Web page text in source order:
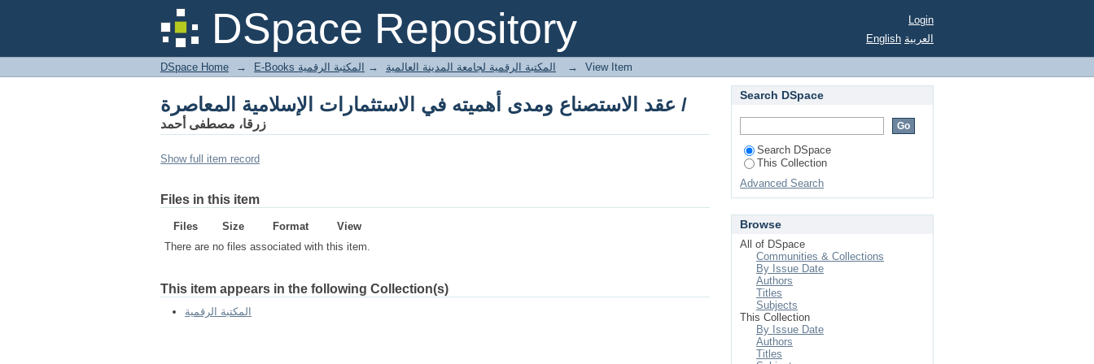
DSpace Repository
Login
English العربية
DSpace Home → E-Books المكتبة الرقمية لجامعة المدينة العالمية → المكتبة الرقمية → View Item
عقد الاستصناع ومدى أهميته في الاستثمارات الإسلامية المعاصرة /
زرقا، مصطفى أحمد
Show full item record
Files in this item
Files Size Format
View
There are no files associated with this item.
This item appears in the following Collection(s)
المكتبة الرقمية
Search DSpace
Search DSpace
This Collection
Advanced Search
Browse
All of DSpace
Communities & Collections
By Issue Date
Authors
Titles
Subjects
This Collection
By Issue Date
Authors
Titles